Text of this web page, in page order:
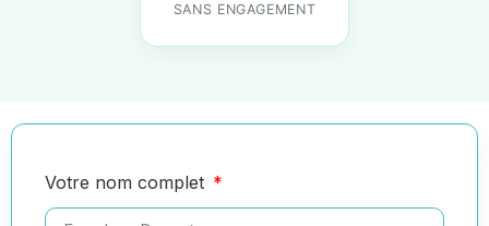
SANS ENGAGEMENT
Votre nom complet